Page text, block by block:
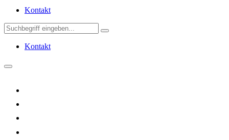
Kontakt
Kontakt